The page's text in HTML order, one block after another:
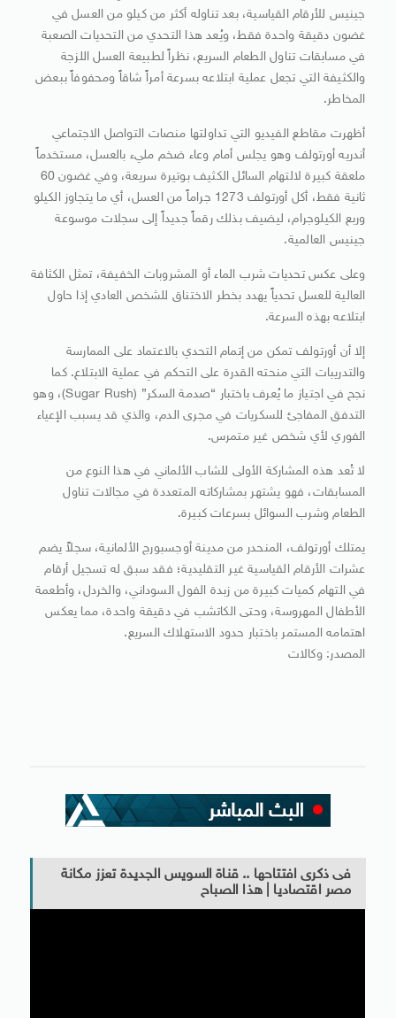
جينيس للأرقام القياسية، بعد تناوله أكثر من كيلو من العسل في
غضون دقيقة واحدة فقط، ويُعد هذا التحدي من التحديات الصعبة
في مسابقات تناول الطعام السريع، نظراً لطبيعة العسل اللزجة
والكثيفة التي تجعل عملية ابتلاعه بسرعة أمراً شاقاً ومحفوفاً ببعض
المخاطر.
أظهرت مقاطع الفيديو التي تداولتها منصات التواصل الاجتماعي
أندريه أورتولف وهو يجلس أمام وعاء ضخم مليء بالعسل، مستخدماً
ملعقة كبيرة لالتهام السائل الكثيف بوتيرة سريعة، وفي غضون 60
ثانية فقط، أكل أورتولف 1273 جراماً من العسل، أي ما يتجاوز الكيلو
وربع الكيلوجرام، ليضيف بذلك رقماً جديداً إلى سجلات موسوعة
جينيس العالمية.
وعلى عكس تحديات شرب الماء أو المشروبات الخفيفة، تمثل الكثافة
العالية للعسل تحدياً يهدد بخطر الاختناق للشخص العادي إذا حاول
ابتلاعه بهذه السرعة.
إلا أن أورتولف تمكن من إتمام التحدي بالاعتماد على الممارسة
والتدريبات التي منحته القدرة على التحكم في عملية الابتلاع. كما
نجح في اجتياز ما يُعرف باختبار “صدمة السكر” (Sugar Rush)، وهو
التدفق المفاجئ للسكريات في مجرى الدم، والذي قد يسبب الإعياء
الفوري لأي شخص غير متمرس.
لا تُعد هذه المشاركة الأولى للشاب الألماني في هذا النوع من
المسابقات، فهو يشتهر بمشاركاته المتعددة في مجالات تناول
الطعام وشرب السوائل بسرعات كبيرة.
يمتلك أورتولف، المنحدر من مدينة أوجسبورج الألمانية، سجلاً يضم
عشرات الأرقام القياسية غير التقليدية؛ فقد سبق له تسجيل أرقام
في التهام كميات كبيرة من زبدة الفول السوداني، والخردل، وأطعمة
الأطفال المهروسة، وحتى الكاتشب في دقيقة واحدة، مما يعكس
اهتمامه المستمر باختبار حدود الاستهلاك السريع.
المصدر: وكالات
فى ذكرى افتتاحها .. قناة السويس الجديدة تعزز مكانة
مصر اقتصاديا | هذا الصباح